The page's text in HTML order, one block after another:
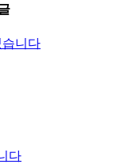
습니다
다